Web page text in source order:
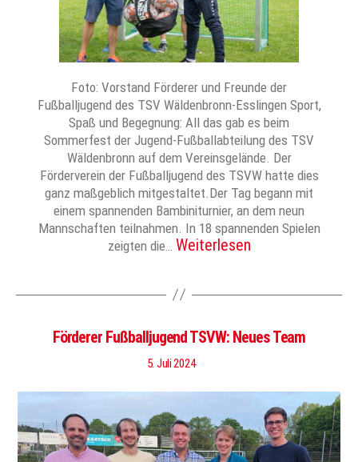
Foto: Vorstand Förderer und Freunde der
Fußballjugend des TSV Wäldenbronn-Esslingen Sport,
Spaß und Begegnung: All das gab es beim
Sommerfest der Jugend-Fußballabteilung des TSV
Wäldenbronn auf dem Vereinsgelände. Der
Förderverein der Fußballjugend des TSVW hatte dies
ganz maßgeblich mitgestaltet.Der Tag begann mit
einem spannenden Bambiniturnier, an dem neun
Mannschaften teilnahmen. In 18 spannenden Spielen
zeigten die… Weiterlesen
Förderer Fußballjugend TSVW: Neues Team
5. Juli 2024